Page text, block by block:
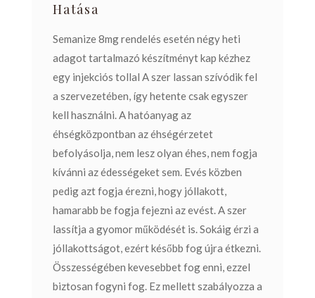
Hatása
Semanize 8mg rendelés esetén négy heti
adagot tartalmazó készítményt kap kézhez
egy injekciós tollal A szer lassan szívódik fel
a szervezetében, így hetente csak egyszer
kell használni. A hatóanyag az
éhségközpontban az éhségérzetet
befolyásolja, nem lesz olyan éhes, nem fogja
kívánni az édességeket sem. Evés közben
pedig azt fogja érezni, hogy jóllakott,
hamarabb be fogja fejezni az evést. A szer
lassítja a gyomor működését is. Sokáig érzi a
jóllakottságot, ezért később fog újra étkezni.
Összességében kevesebbet fog enni, ezzel
biztosan fogyni fog. Ez mellett szabályozza a